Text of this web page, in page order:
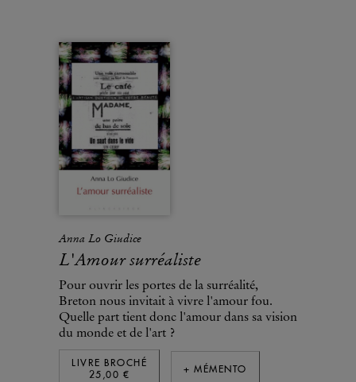
Anna Lo Giudice
L'Amour surréaliste
Pour ouvrir les portes de la surréalité,
Breton nous invitait à vivre l'amour fou.
Quelle part tient donc l'amour dans sa vision
du monde et de l'art ?
LIVRE BROCHÉ
25,00 €
+ MÉMENTO